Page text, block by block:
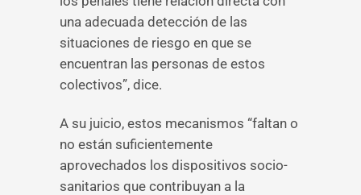
una adecuada detección de las
situaciones de riesgo en que se
encuentran las personas de estos
colectivos”, dice.
A su juicio, estos mecanismos “faltan o
no están suficientemente
aprovechados los dispositivos socio-
sanitarios que contribuyan a la